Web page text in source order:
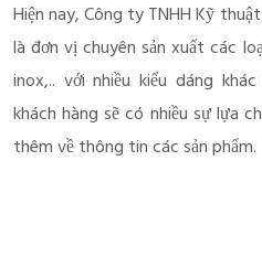
Hiện nay, Công ty TNHH Kỹ
là đơn vị chuyên sản xuất các
inox,.. với nhiều kiểu dáng
khách hàng sẽ có nhiều sự lựa
thêm về thông tin các sản phẩm.